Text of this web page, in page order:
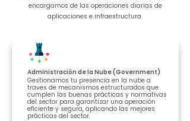
encargamos de las operaciones diarias de
aplicaciones e infraestructura.
Administración de la Nube (Government)
Gestionamos tu presencia en la nube a
traves de mecanismos estructurados que
cumplen las buenas prácticas y normativas
del sector para garantizar una operación
eficiente y segura, aplicando las mejores
prácticas del sector.